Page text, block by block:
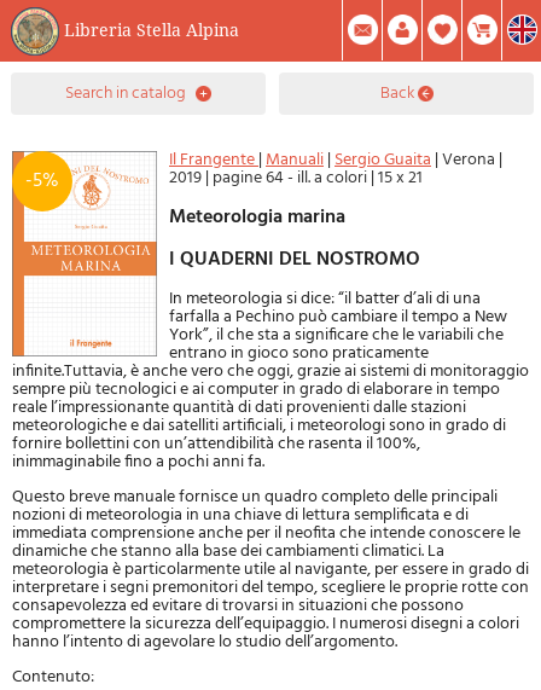
Libreria Stella Alpina
0Item(s) In Your Cart
Summary
Facebook
Create Account Mod. Password
search in catalog back
-5%
Il Frangente|Manuali|Sergio Guaita|Verona |
2019| pagine 64 - ill. a colori|15 x 21
Meteorologia marina
I QUADERNI DEL NOSTROMO
In meteorologia si dice: “il batter d’ali di una
farfalla a Pechino può cambiare il tempo a New
York”, il che sta a significare che le variabili che
entrano in gioco sono praticamente
infinite.Tuttavia, è anche vero che oggi, grazie ai sistemi di monitoraggio
sempre più tecnologici e ai computer in grado di elaborare in tempo
reale l’impressionante quantità di dati provenienti dalle stazioni
meteorologiche e dai satelliti artificiali, i meteorologi sono in grado di
fornire bollettini con un’attendibilità che rasenta il 100%,
inimmaginabile fino a pochi anni fa.
Questo breve manuale fornisce un quadro completo delle principali
nozioni di meteorologia in una chiave di lettura semplificata e di
immediata comprensione anche per il neofita che intende conoscere le
dinamiche che stanno alla base dei cambiamenti climatici. La
meteorologia è particolarmente utile al navigante, per essere in grado di
interpretare i segni premonitori del tempo, scegliere le proprie rotte con
consapevolezza ed evitare di trovarsi in situazioni che possono
compromettere la sicurezza dell’equipaggio. I numerosi disegni a colori
hanno l’intento di agevolare lo studio dell’argomento.
Contenuto: